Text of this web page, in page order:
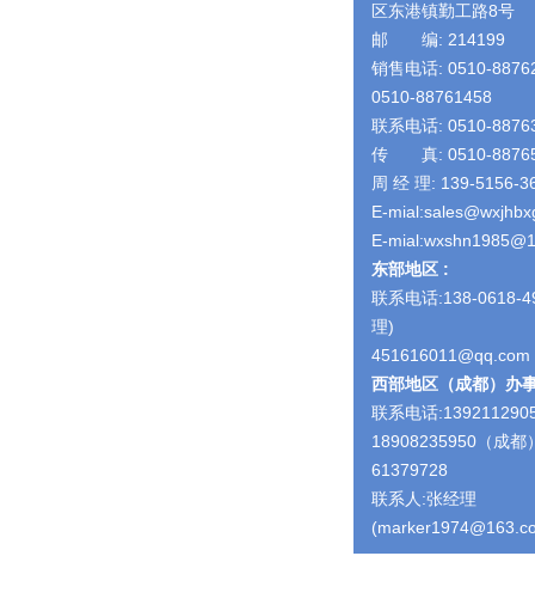
区东港镇勤工路8号
邮 编: 214199
销售电话: 0510-
0510-88761458
联系电话: 0510-
传 真: 0510-
周 经 理: 139-5156-
E-
E-
东部地区 :
联系电话:138-0618-
理)
451616011@qq.com
西部地区（成都）办
联系电话
18908235950（成都
61379728
联系人:张经理